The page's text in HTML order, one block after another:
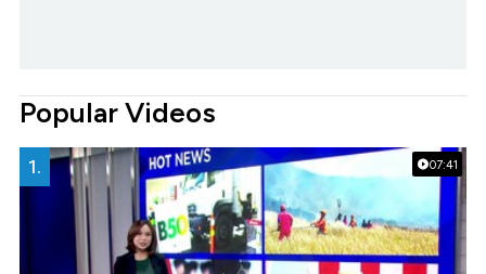
Popular Videos
07:41
1.